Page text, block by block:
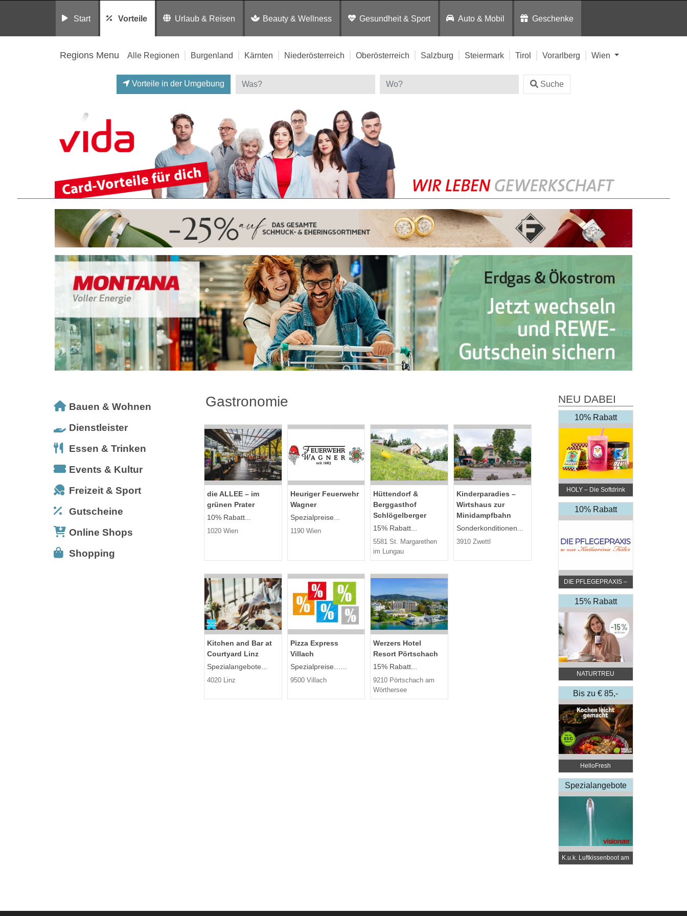
Start Vorteile Urlaub & Reisen Beauty & Wellness Gesundheit & Sport Auto & Mobil Geschenke
Regions Menu Alle Regionen Burgenland Kärnten Niederösterreich Oberösterreich Salzburg Steiermark Tirol Vorarlberg Wien
Vorteile in der Umgebung Suche
Bauen & Wohnen
Dienstleister
Essen & Trinken
Events & Kultur
Freizeit & Sport
Gutscheine
Online Shops
Shopping
Gastronomie
die ALLEE – im
grünen Prater
10% Rabatt...
1020 Wien
Heuriger Feuerwehr
Wagner
Spezialpreise...
1190 Wien
Hüttendorf &
Berggasthof
Schlögelberger
15% Rabatt...
5581 St. Margarethen
im Lungau
Kinderparadies –
Wirtshaus zur
Minidampfbahn
Sonderkonditionen...
3910 Zwettl
Kitchen and Bar at
Courtyard Linz
Spezialangebote...
4020 Linz
Pizza Express
Villach
Spezialpreise…...
9500 Villach
Werzers Hotel
Resort Pörtschach
15% Rabatt...
9210 Pörtschach am
Wörthersee
NEU DABEI
10% Rabatt
HOLY – Die Softdrink
Revolution
10% Rabatt
DIE PFLEGEPRAXIS –
by DGKP Katharina
Fister
15% Rabatt
NATURTREU
Bis zu € 85,-
Rabatt
HelloFresh
Spezialangebote
K.u.k. Luftkissenboot am
Wörthersee